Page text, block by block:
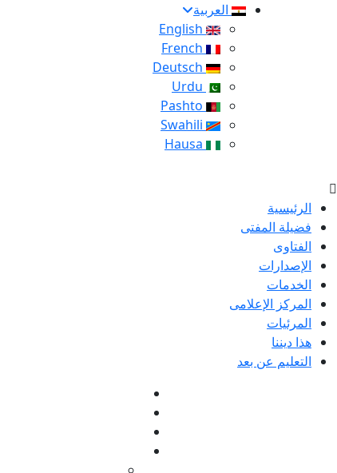
العربية
الرئيسية
فضيلة المفتى
الفتاوى
الإصدارات
الخدمات
المركز الإعلامى
المرئيات
هذا ديننا
التعليم عن بعد